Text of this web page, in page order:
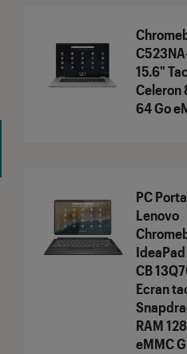
15.6"
Celeron
64 Go
PC
Lenovo
CB
Ecran
RAM
eMMC